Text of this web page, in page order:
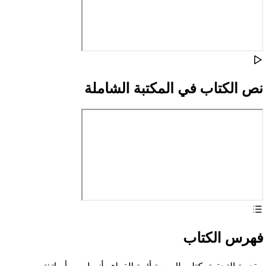
نص الكتاب في المكتبة الشاملة
فهرس الكتاب